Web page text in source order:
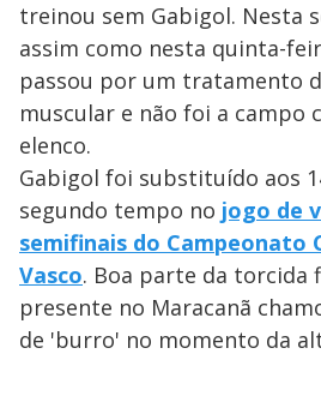
treinou sem Gabigol. Nesta
assim como nesta quinta-
passou por um tratamento
muscular e não foi a campo
elenco.
Gabigol foi substituído aos
segundo tempo no jogo de
semifinais do Campeonato
Vasco. Boa parte da torcida
presente no Maracanã
de 'burro' no momento da